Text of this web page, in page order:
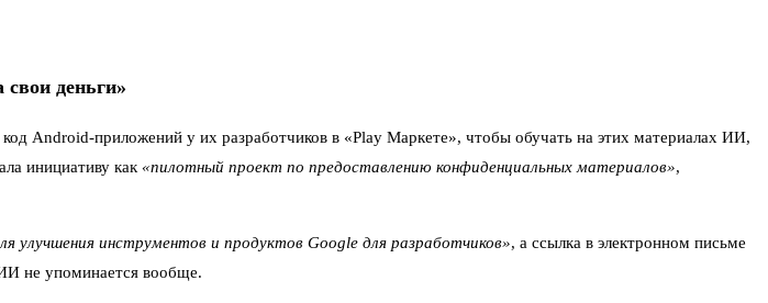
деньги»
Android-приложений у их разработчиков в «Play Маркете», чтобы обучать на этих материалах ИИ,
инициативу как«пилотный проект по предоставлению конфиденциальных материалов»,
улучшения инструментов и продуктов Google для разработчиков», а ссылка в электронном письме
не упоминается вообще.